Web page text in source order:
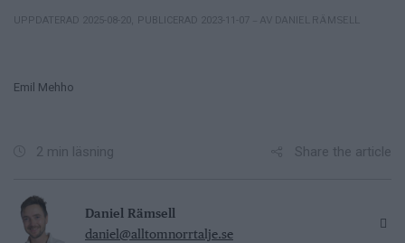
UPPDATERAD 2025-08-20 , PUBLICERAD 2023-11-07 – AV DANIEL RÄMSELL
Emil Mehho
2 min läsning Share the article
Daniel Rämsell
daniel@alltomnorrtalje.se